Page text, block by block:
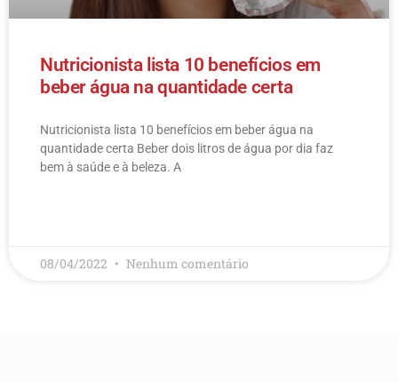
Nutricionista lista 10 benefícios em
beber água na quantidade certa
Nutricionista lista 10 benefícios em beber água na
quantidade certa Beber dois litros de água por dia faz
bem à saúde e à beleza. A
08/04/2022 Nenhum comentário